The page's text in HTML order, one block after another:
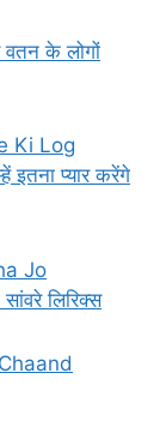
के लोगों
Ki Log
प्यार करेंगे
Jo
लिरिक्स